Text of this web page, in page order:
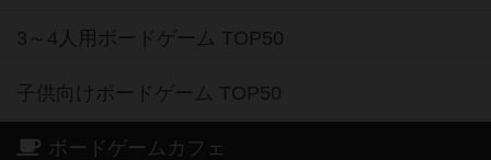
3～4人用ボードゲーム TOP50
子供向けボードゲーム TOP50
ボードゲームカフェ